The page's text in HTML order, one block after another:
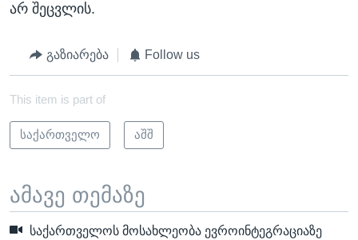
არ შეცვლის.
გაზიარება Follow us
This item is part of
საქართველო აშშ
ამავე თემაზე
საქართველოს მოსახლეობა ევროინტეგრაციაზე